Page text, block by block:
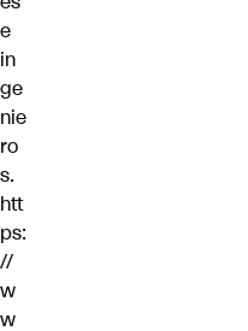
e
in
ge
nie
ro
s.
htt
ps:
//
w
w